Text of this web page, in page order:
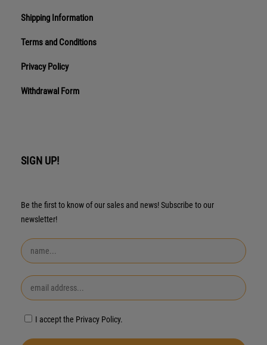
Shipping Information
Terms and Conditions
Privacy Policy
Withdrawal Form
SIGN UP!
Be the first to know of our sales and news! Subscribe to our
newsletter!
I accept the Privacy Policy.